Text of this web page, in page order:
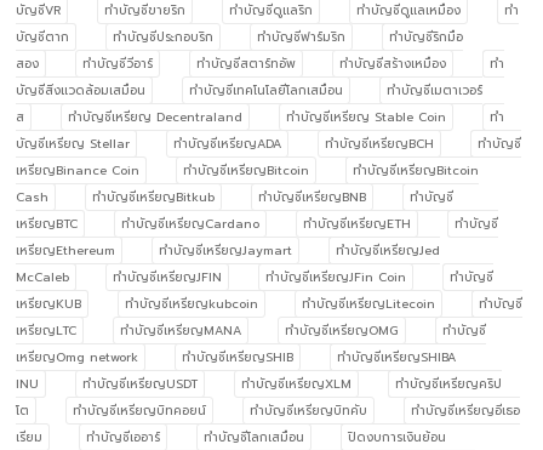
บัญชีVR
ทำบัญชีขายริก ทำบัญชีดูแลริก ทำบัญชีดูแลเหมือง
ทำ
บัญชีตาก
ทำบัญชีประกอบริก ทำบัญชีฟาร์มริก
ทำบัญชีริกมือ
สอง
ทำบัญชีวีอาร์ ทำบัญชีสตาร์ทอัพ ทำบัญชีสร้างเหมือง
ทำ
บัญชีสิ่งแวดล้อมเสมือน
ทำบัญชีเทคโนโลยีโลกเสมือน
ทำบัญชีเมตาเวอร์
ส
ทำบัญชีเหรียญ Decentraland ทำบัญชีเหรียญ Stable Coin
ทำ
บัญชีเหรียญ Stellar
ทำบัญชีเหรียญADA ทำบัญชีเหรียญBCH
ทำบัญชี
เหรียญBinance Coin
ทำบัญชีเหรียญBitcoin
ทำบัญชีเหรียญBitcoin
Cash
ทำบัญชีเหรียญBitkub ทำบัญชีเหรียญBNB
ทำบัญชี
เหรียญBTC
ทำบัญชีเหรียญCardano ทำบัญชีเหรียญETH
ทำบัญชี
เหรียญEthereum
ทำบัญชีเหรียญJaymart
ทำบัญชีเหรียญJed
McCaleb
ทำบัญชีเหรียญJFIN ทำบัญชีเหรียญJFin Coin
ทำบัญชี
เหรียญKUB
ทำบัญชีเหรียญkubcoin ทำบัญชีเหรียญLitecoin
ทำบัญชี
เหรียญLTC
ทำบัญชีเหรียญMANA ทำบัญชีเหรียญOMG
ทำบัญชี
เหรียญOmg network
ทำบัญชีเหรียญSHIB
ทำบัญชีเหรียญSHIBA
INU
ทำบัญชีเหรียญUSDT ทำบัญชีเหรียญXLM
ทำบัญชีเหรียญคริป
โต
ทำบัญชีเหรียญบิทคอยน์ ทำบัญชีเหรียญบิทคับ
ทำบัญชีเหรียญอีเธอ
เรียม
ทำบัญชีเออาร์ ทำบัญชีโลกเสมือน
ปิดงบการเงินย้อน